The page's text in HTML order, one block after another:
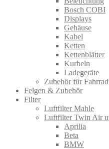
Bosch COBI
Displays
Gehäuse
Kabel
Ketten
Kettenblätter
Kurbeln
Ladegeräte
Zubehör für
Felgen & Zubehör
Filter
Luftfilter Mahle
Luftfilter Twin Air
Aprilia
Beta
BMW